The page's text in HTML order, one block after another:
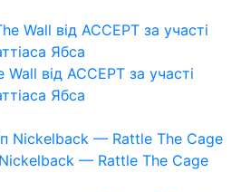
від ACCEPT за участі
Ябса
— Rattle The Cage